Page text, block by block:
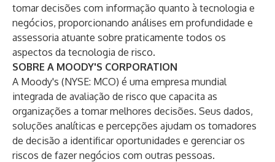
tomar decisões com informação quanto à tecnologia e
negócios, proporcionando análises em profundidade e
assessoria atuante sobre praticamente todos os
aspectos da tecnologia de risco.
SOBRE A MOODY'S CORPORATION
A Moody's (NYSE: MCO) é uma empresa mundial
integrada de avaliação de risco que capacita as
organizações a tomar melhores decisões. Seus dados,
soluções analíticas e percepções ajudam os tomadores
de decisão a identificar oportunidades e gerenciar os
riscos de fazer negócios com outras pessoas.